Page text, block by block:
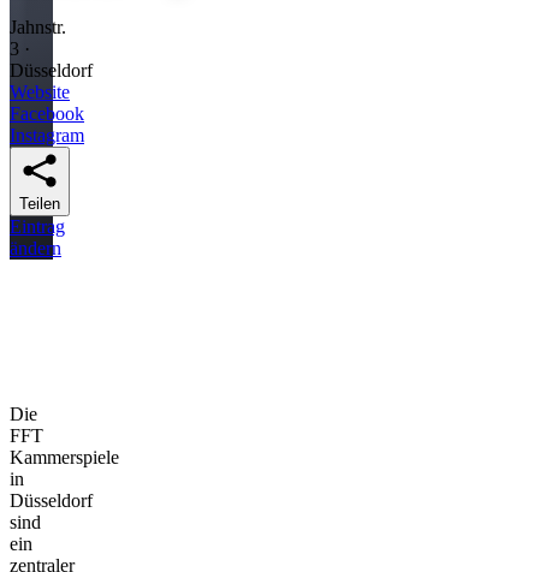
Jahnstr.
3 ·
Düsseldorf
Website
Facebook
Instagram
Teilen
Eintrag
ändern
Die
FFT
Kammerspiele
in
Düsseldorf
sind
ein
zentraler